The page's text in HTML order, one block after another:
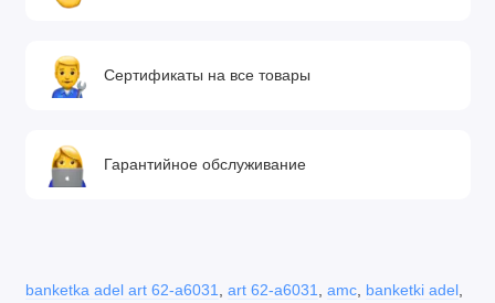
Сертификаты на все товары
Гарантийное обслуживание
banketka adel art 62-a6031, art 62-a6031, amc, banketki adel,